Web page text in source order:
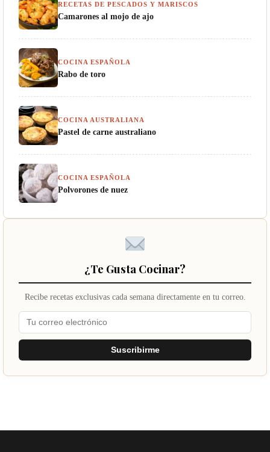
RECETAS DE PESCADOS Y MARISCOS
Camarones al mojo de ajo
COCINA ESPAÑOLA
Rabo de toro
COCINA AUSTRALIANA
Pastel de carne australiano
COCINA ESPAÑOLA
Polvorones de nuez
¿Te Gusta Cocinar?
Recibe recetas exclusivas cada semana directamente en tu correo.
Suscribirme